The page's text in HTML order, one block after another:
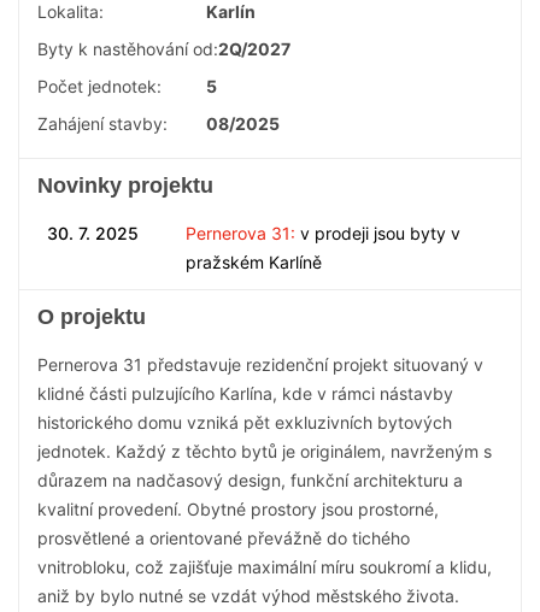
Lokalita:
Karlín
Byty k nastěhování od:2Q/2027
Počet jednotek:
5
Zahájení stavby:
08/2025
Novinky projektu
30. 7. 2025 Pernerova 31: v prodeji jsou byty v
pražském Karlíně
O projektu
Pernerova 31 představuje rezidenční projekt situovaný v
klidné části pulzujícího Karlína, kde v rámci nástavby
historického domu vzniká pět exkluzivních bytových
jednotek. Každý z těchto bytů je originálem, navrženým s
důrazem na nadčasový design, funkční architekturu a
kvalitní provedení. Obytné prostory jsou prostorné,
prosvětlené a orientované převážně do tichého
vnitrobloku, což zajišťuje maximální míru soukromí a klidu,
aniž by bylo nutné se vzdát výhod městského života.